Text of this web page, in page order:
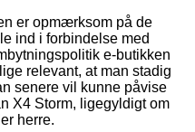
er opmærksom på de
ind i forbindelse med
e-butikken
relevant, at man stadig
senere vil kunne påvise
X4 Storm, ligegyldigt om
herre.